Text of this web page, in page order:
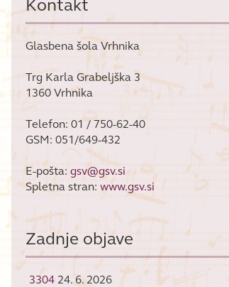
Kontakt
Glasbena šola Vrhnika
Trg Karla Grabeljška 3
1360 Vrhnika
Telefon: 01 / 750-62-40
GSM: 051/649-432
E-pošta: gsv@gsv.si
Spletna stran: www.gsv.si
Zadnje objave
3304 24. 6. 2026